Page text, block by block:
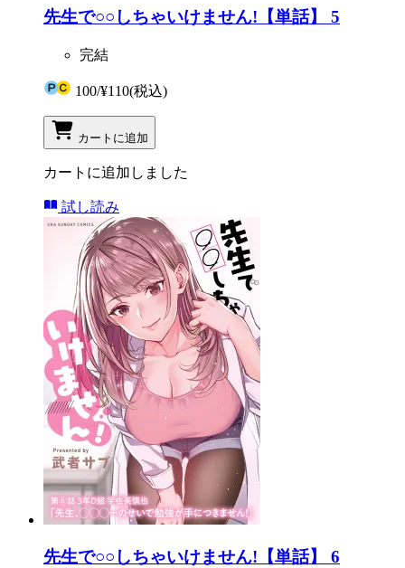
先生で○○しちゃいけません!【単話】 5
完結
100/¥110(税込)
カートに追加
カートに追加しました
試し読み
先生で○○しちゃいけません!【単話】 6